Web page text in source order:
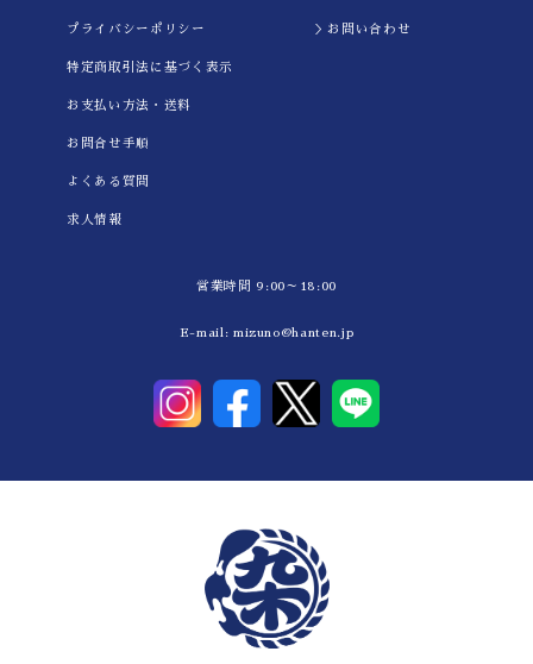
プライバシーポリシー
特定商取引法に基づく表示
お支払い方法・送料
お問合せ手順
よくある質問
求人情報
＞お問い合わせ
営業時間 9:00～18:00
E-mail: mizuno@hanten.jp